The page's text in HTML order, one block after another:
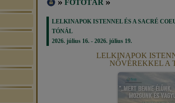
FOTÓTÁR
LELKINAPOK ISTENNEL ÉS A SACRÉ
TÓNÁL
2026. július 16. - 2026. július 19.
LELKINAPOK
NŐVÉREKKEL A